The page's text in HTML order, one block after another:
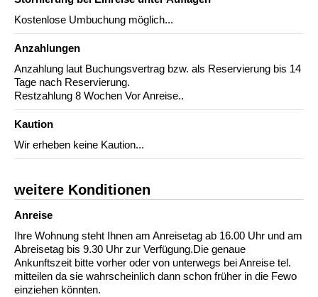
Kostenlose Umbuchung möglich...
Anzahlungen
Anzahlung laut Buchungsvertrag bzw. als Reservierung bis 14
Tage nach Reservierung.
Restzahlung 8 Wochen Vor Anreise..
Kaution
Wir erheben keine Kaution...
weitere Konditionen
Anreise
Ihre Wohnung steht Ihnen am Anreisetag ab 16.00 Uhr und am
Abreisetag bis 9.30 Uhr zur Verfügung.Die genaue
Ankunftszeit bitte vorher oder von unterwegs bei Anreise tel.
mitteilen da sie wahrscheinlich dann schon früher in die Fewo
einziehen könnten.